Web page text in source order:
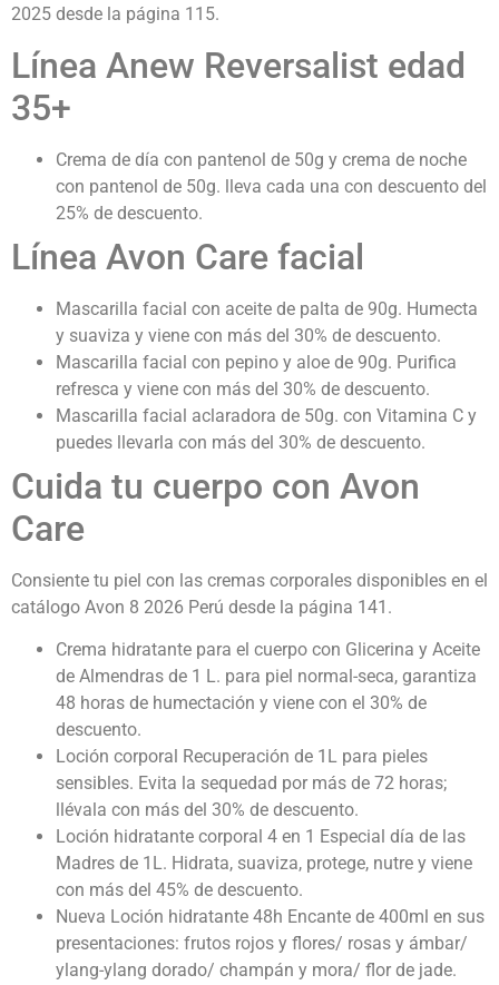
2025 desde la página 115.
Línea Anew Reversalist edad
35+
Crema de día con pantenol de 50g y crema de noche
con pantenol de 50g. lleva cada una con descuento del
25% de descuento.
Línea Avon Care facial
Mascarilla facial con aceite de palta de 90g. Humecta
y suaviza y viene con más del 30% de descuento.
Mascarilla facial con pepino y aloe de 90g. Purifica
refresca y viene con más del 30% de descuento.
Mascarilla facial aclaradora de 50g. con Vitamina C y
puedes llevarla con más del 30% de descuento.
Cuida tu cuerpo con Avon
Care
Consiente tu piel con las cremas corporales disponibles en el
catálogo Avon 8 2026 Perú desde la página 141.
Crema hidratante para el cuerpo con Glicerina y Aceite
de Almendras de 1 L. para piel normal-seca, garantiza
48 horas de humectación y viene con el 30% de
descuento.
Loción corporal Recuperación de 1L para pieles
sensibles. Evita la sequedad por más de 72 horas;
llévala con más del 30% de descuento.
Loción hidratante corporal 4 en 1 Especial día de las
Madres de 1L. Hidrata, suaviza, protege, nutre y viene
con más del 45% de descuento.
Nueva Loción hidratante 48h Encante de 400ml en sus
presentaciones: frutos rojos y flores/ rosas y ámbar/
ylang-ylang dorado/ champán y mora/ flor de jade.